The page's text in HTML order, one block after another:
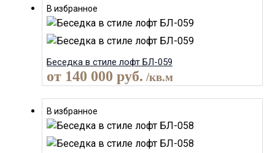
В избранное
Беседка в стиле лофт БЛ-059
от 140 000 руб. /кв.м
В избранное